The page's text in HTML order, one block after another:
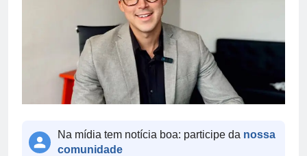
Na mídia tem notícia boa: participe da nossa
comunidade